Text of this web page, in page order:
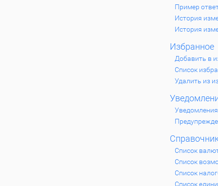
Пример
История
История
Избранное
Добавить в
Список
Удалить из
Уведомления
Список
Список
Список
Список